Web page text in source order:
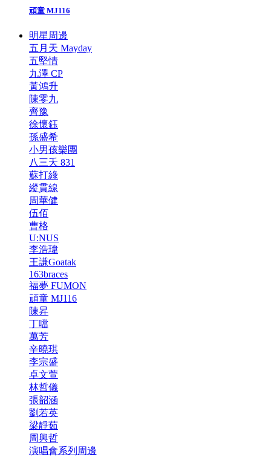
頑童 MJ116
明星周邊
五月天 Mayday
五堅情
九澤 CP
黃鴻升
陳零九
齊豫
徐懷鈺
孫盛希
小男孩樂團
八三夭 831
蘇打綠
縱貫線
周華健
伍佰
曹格
U:NUS
李浩瑋
王謙Goatak
163braces
福夢 FUMON
頑童 MJ116
陳昇
丁噹
萬芳
辛曉琪
李宗盛
卓文萱
林哲儀
張韶涵
劉若英
梁靜茹
周興哲
演唱會系列周邊